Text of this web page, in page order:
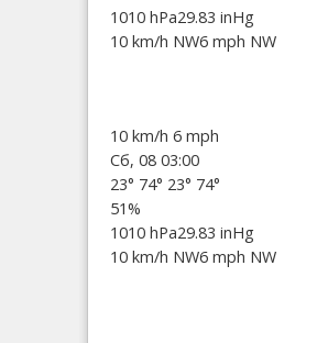
1010 hPa29.83 inHg
10 km/h NW6 mph NW
10 km/h 6 mph
Сб, 08 03:00
23° 74° 23° 74°
51%
1010 hPa29.83 inHg
10 km/h NW6 mph NW